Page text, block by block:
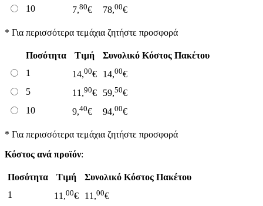
10
7,80€ 78,00€
* Για περισσότερα τεμάχια ζητήστε προσφορά
Ποσότητα Τιμή
Συνολικό Κόστος Πακέτου
1
14,00€ 14,00€
5
11,90€ 59,50€
10
9,40€ 94,00€
* Για περισσότερα τεμάχια ζητήστε προσφορά
Κόστος ανά προϊόν:
Ποσότητα Τιμή
Συνολικό Κόστος Πακέτου
1
11,00€ 11,00€